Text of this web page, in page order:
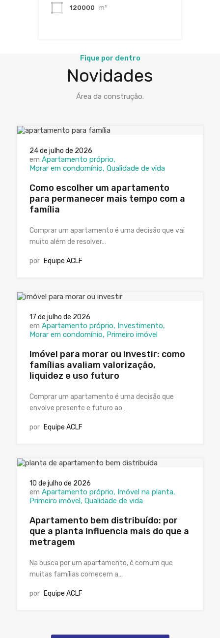
120000 m²
Fique por dentro
Novidades
Área da construção.
24 de julho de 2026
em Apartamento próprio
Morar em condomínio Qualidade de vida
Como escolher um apartamento
para permanecer mais tempo com a
família
Comprar um apartamento é uma decisão que vai
muito além de resolver…
por Equipe ACLF
17 de julho de 2026
em Apartamento próprio Investimento
Morar em condomínio Primeiro imóvel
Imóvel para morar ou investir: como
famílias avaliam valorização,
liquidez e uso futuro
Comprar um apartamento é uma decisão que
envolve presente e futuro ao…
por Equipe ACLF
10 de julho de 2026
em Apartamento próprio Imóvel na planta
Primeiro imóvel Qualidade de vida
Apartamento bem distribuído: por
que a planta influencia mais do que a
metragem
Na busca por um apartamento, é comum que
muitas famílias comecem a…
por Equipe ACLF